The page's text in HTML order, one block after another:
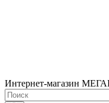
Интернет-магазин